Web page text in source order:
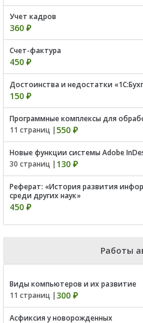
Учет кадров
360 ₽
Счет-фактура
450 ₽
Достоинства и недостатки
150 ₽
Программные комплексы для
11 страниц | 550 ₽
Новые функции системы Adobe
30 страниц | 130 ₽
Реферат: «История развития
среди других наук»
450 ₽
Работы
Виды компьютеров и их развитие
11 страниц | 300 ₽
Асфиксия у новорожденных